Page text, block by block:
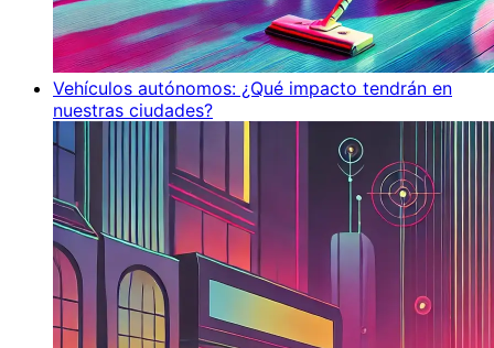
Vehículos autónomos: ¿Qué impacto tendrán en
nuestras ciudades?